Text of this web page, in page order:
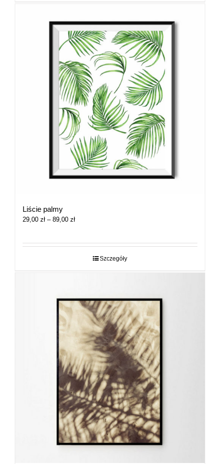
Liście palmy
29,00 zł – 89,00 złZakres
29,00 zł
Szczegóły